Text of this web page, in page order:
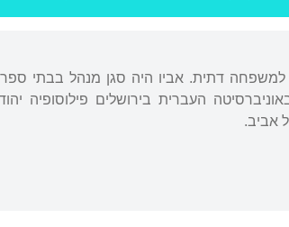
למשפחה דתית. אביו היה סגן מנהל בבתי ספר
העברית בירושלים פילוסופיה
אביב.